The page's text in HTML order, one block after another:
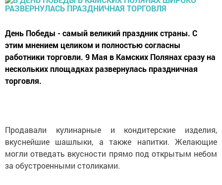
День Победы - самый великий праздник страны. С
этим мнением целиком и полностью согласны
работники торговли. 9 Мая в Камских Полянах сразу на
нескольких площадках развернулась праздничная
торговля.
Продавали кулинарные и кондитерские изделия,
вкуснейшие шашлыки, а также напитки. Желающие
могли отведать вкусности прямо под открытым небом
за обустроенными столиками.